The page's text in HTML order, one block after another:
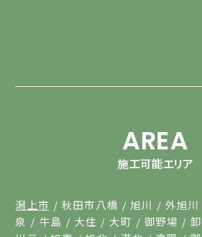
AREA
施工可能エリア
潟上市 秋田市八橋 旭川 外旭川
泉
牛島 大住 大町 御野場